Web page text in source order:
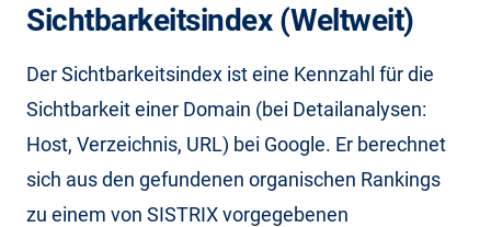
Sichtbarkeitsindex (Weltweit)
Der Sichtbarkeitsindex ist eine Kennzahl für die
Sichtbarkeit einer Domain (bei Detailanalysen:
Host, Verzeichnis, URL) bei Google. Er berechnet
sich aus den gefundenen organischen Rankings
zu einem von SISTRIX vorgegebenen